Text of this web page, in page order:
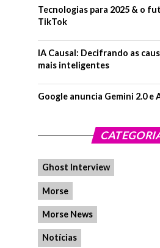
Tecnologias para 2025 & o
TikTok
IA Causal: Decifrando as
mais inteligentes
Google anuncia Gemini 2.0 e
Ghost Interview
Morse
Morse News
Notícias